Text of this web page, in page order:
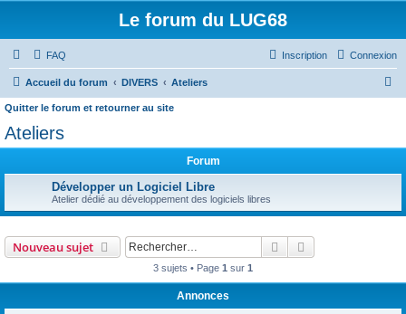
Le forum du LUG68
FAQ Connexion
Inscription
Accueil du forum DIVERS Ateliers
h
c
Quitter le forum et retourner au site
Ateliers
Forum
Développer un Logiciel Libre
Atelier dédié au développement des logiciels libres
Nouveau sujet Rechercher
3 sujets • Page 1 sur 1
Annonces